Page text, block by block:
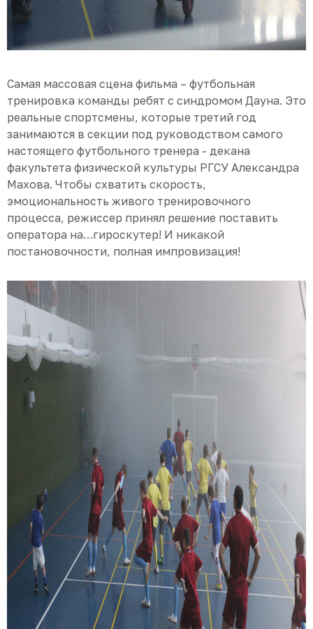
Самая массовая сцена фильма – футбольная
тренировка команды ребят с синдромом Дауна. Это
реальные спортсмены, которые третий год
занимаются в секции под руководством самого
настоящего футбольного тренера - декана
факультета физической культуры РГСУ Александра
Махова. Чтобы схватить скорость,
эмоциональность живого тренировочного
процесса, режиссер принял решение поставить
оператора на…гироскутер! И никакой
постановочности, полная импровизация!